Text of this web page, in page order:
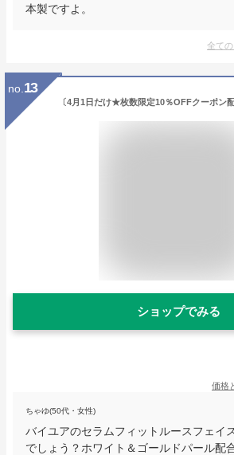
本製ですよ。
全て
no. 13
ショップでみる
価格
ちゃゆ(50代・女性)
バイユアのセラムフィットルースフェイ
でしょう？ホワイト＆ゴールドパール配